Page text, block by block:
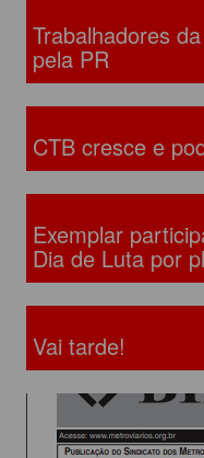
Trabalhadores
pela PR
CTB cresce e
Exemplar
Dia de Luta por
Vai tarde!